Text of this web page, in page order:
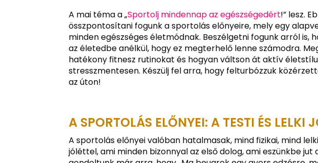
A mai téma a „Sportolj mindennap az egészségedért!” lesz.
összpontosítani fogunk a sportolás előnyeire, mely egy
minden egészséges életmódnak. Beszélgetni fogunk arról is,
az életedbe anélkül, hogy ez megterhelő lenne számodra.
hatékony fitnesz rutinokat és hogyan váltson át aktív
stresszmentesen. Készülj fel arra, hogy felturbózzuk
az úton!
A SPORTOLÁS ELŐNYEI: A TESTI ÉS LELKI
A sportolás előnyei valóban hatalmasak, mind fizikai, mind
jóléttel, ami minden bizonnyal az első dolog, ami eszünkbe